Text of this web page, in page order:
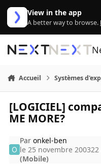
Aller au contenu
View in the app
A better way to browse.
Accueil Systèmes
[LOGICIEL]
ME MORE?
Paronkel-ben
le 25 novembre 200322
(Mobile)